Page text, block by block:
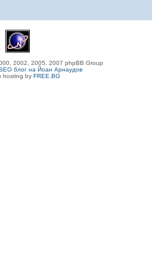
2002, 2005, 2007 phpBB Group
блог на Йоан Арнаудов
hosting by FREE.BG